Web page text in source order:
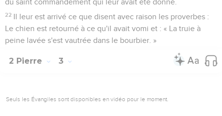
du saint commandement qui leur avait été donné.
22 Il leur est arrivé ce que disent avec raison les proverbes :
Le chien est retourné à ce qu'il avait vomi et : « La truie à
peine lavée s'est vautrée dans le bourbier. »
2 Pierre 3
Seuls les Évangiles sont disponibles en vidéo pour le moment.